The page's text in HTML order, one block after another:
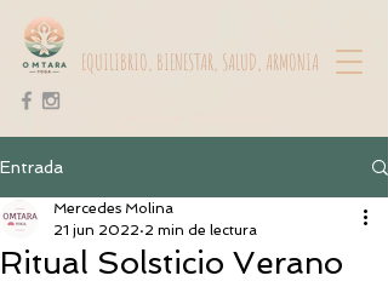
EQUILIBRIO, BIENESTAR, SALUD, ARMONIA
Entrada
Ritual Solsticio Verano
Mercedes Molina
21 jun 2022 2 min de lectura